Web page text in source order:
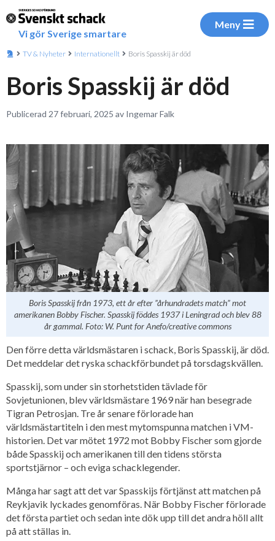
Vi gör Sverige smartare
Meny
TV & Nyheter Internationellt Boris Spasskij är död
Boris Spasskij är död
Publicerad 27 februari, 2025 av Ingemar Falk
Boris Spasskij från 1973, ett år efter ”århundradets match” mot
amerikanen Bobby Fischer. Spasskij föddes 1937 i Leningrad och blev 88
år gammal. Foto: W. Punt for Anefo/creative commons
Den förre detta världsmästaren i schack, Boris Spasskij, är död.
Det meddelar det ryska schackförbundet på torsdagskvällen.
Spasskij, som under sin storhetstiden tävlade för
Sovjetunionen, blev världsmästare 1969 när han besegrade
Tigran Petrosjan. Tre år senare förlorade han
världsmästartiteln i den mest mytomspunna matchen i VM-
historien. Det var mötet 1972 mot Bobby Fischer som gjorde
både Spasskij och amerikanen till den tidens största
sportstjärnor – och eviga schacklegender.
Många har sagt att det var Spasskijs förtjänst att matchen på
Reykjavik lyckades genomföras. När Bobby Fischer förlorade
det första partiet och sedan inte dök upp till det andra höll allt
på att ställas in.